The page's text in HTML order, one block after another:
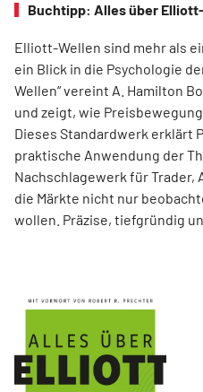
Buchtipp: Alles über
Elliott-Wellen sind mehr als
ein Blick in die Psychologie
Wellen“ vereint A. Hamilton
und zeigt, wie
Dieses Standardwerk erklärt
praktische Anwendung der
Nachschlagewerk für Trader,
die Märkte nicht nur
wollen. Präzise, tiefgründig